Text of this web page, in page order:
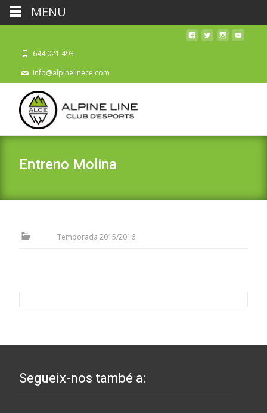
644 021 493
info@alpinelinece.com
Entreno Molina
Temporada 2015/2016
Segueix-nos també a:
MENU